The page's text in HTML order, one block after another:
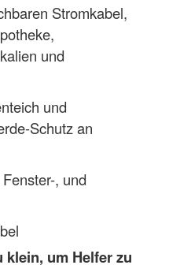
Stromkabel,
und
und
Schutz an
, und
um Helfer zu